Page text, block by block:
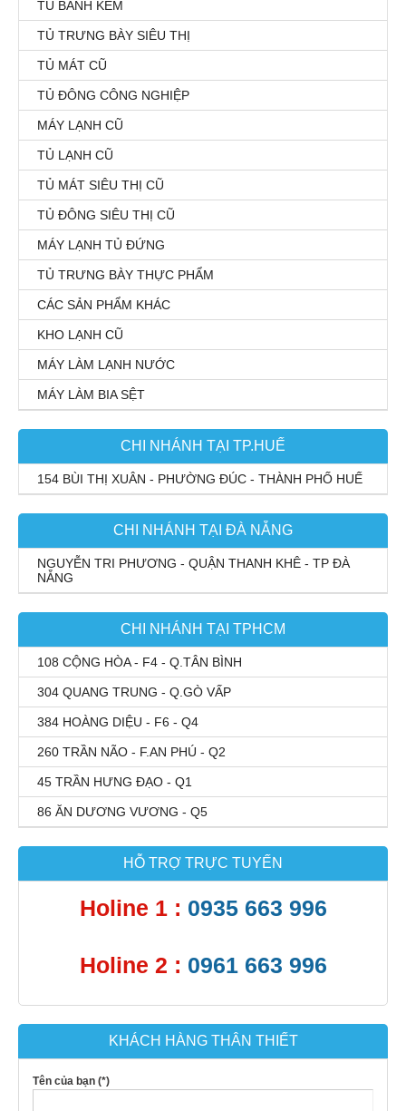
TỦ BÁNH KEM
TỦ TRƯNG BÀY SIÊU THỊ
TỦ MÁT CŨ
TỦ ĐÔNG CÔNG NGHIỆP
MÁY LẠNH CŨ
TỦ LẠNH CŨ
TỦ MÁT SIÊU THỊ CŨ
TỦ ĐÔNG SIÊU THỊ CŨ
MÁY LẠNH TỦ ĐỨNG
TỦ TRƯNG BÀY THỰC PHẨM
CÁC SẢN PHẨM KHÁC
KHO LẠNH CŨ
MÁY LÀM LẠNH NƯỚC
MÁY LÀM BIA SỆT
CHI NHÁNH TẠI TP.HUẾ
154 BÙI THỊ XUÂN - PHƯỜNG ĐÚC - THÀNH PHỐ HUẾ
CHI NHÁNH TẠI ĐÀ NẴNG
NGUYỄN TRI PHƯƠNG - QUẬN THANH KHÊ - TP ĐÀ
NẴNG
CHI NHÁNH TẠI TPHCM
108 CỘNG HÒA - F4 - Q.TÂN BÌNH
304 QUANG TRUNG - Q.GÒ VẤP
384 HOÀNG DIỆU - F6 - Q4
260 TRẦN NÃO - F.AN PHÚ - Q2
45 TRẦN HƯNG ĐẠO - Q1
86 ĂN DƯƠNG VƯƠNG - Q5
HỖ TRỢ TRỰC TUYẾN
Holine 1 : 0935 663 996
Holine 2 : 0961 663 996
KHÁCH HÀNG THÂN THIẾT
Tên của bạn (*)